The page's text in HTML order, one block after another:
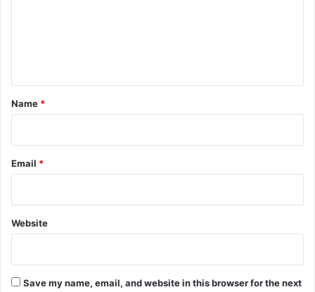
*
Name *
Email *
Website
Save my name, email, and website in this browser for the next